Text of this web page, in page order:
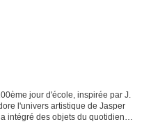
jour d'école, inspirée par J.
l'univers artistique de Jasper
intégré des objets du quotidien